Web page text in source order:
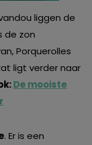
liggen de
de zon
Porquerolles
ligt verder naar
De mooiste
. Er is een